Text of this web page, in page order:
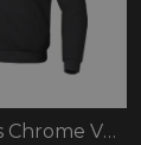
Alpinestars Chrome V2 Sport Hoodie